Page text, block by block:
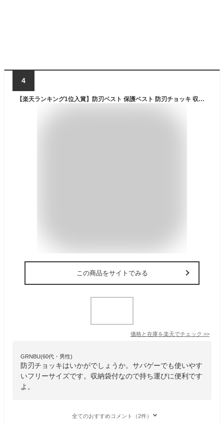
4
【楽天ランキング1位入賞】防刃ベスト 保護ベスト 防刃チョッキ 収納袋付 フリーサイズ 切れない 防犯 警備 警護 護身 セキュリティガード( ブラック)
この商品をサイトでみる
価格と在庫を楽天でチェック >>
GRNBU(60代・男性)
防刃チョッキはいかがでしょうか。サバゲーでも使いやす
いフリーサイズです。収納袋付なので持ち運びに便利です
よ。
全てのおすすめコメント（2件）